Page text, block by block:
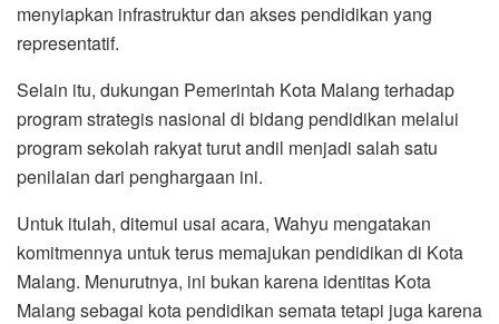
menyiapkan infrastruktur dan akses pendidikan yang
representatif.
Selain itu, dukungan Pemerintah Kota Malang terhadap
program strategis nasional di bidang pendidikan melalui
program sekolah rakyat turut andil menjadi salah satu
penilaian dari penghargaan ini.
Untuk itulah, ditemui usai acara, Wahyu mengatakan
komitmennya untuk terus memajukan pendidikan di Kota
Malang. Menurutnya, ini bukan karena identitas Kota
Malang sebagai kota pendidikan semata tetapi juga karena